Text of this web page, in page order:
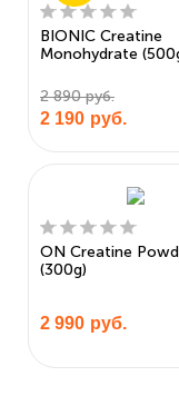
BIONIC Creatine
Monohydrate
2 890 руб.
2 190 руб.
ON Creatine
(300g)
2 990 руб.